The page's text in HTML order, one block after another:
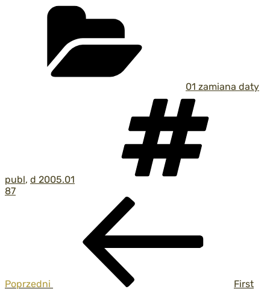
01 zamiana daty
publ, d 2005.01
87
Poprzedni First